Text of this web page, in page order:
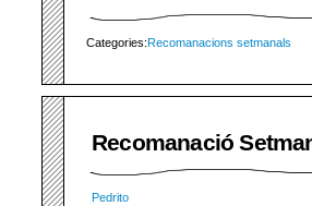
Categories:Recomanacions setmanals
Recomanació
Pedrito